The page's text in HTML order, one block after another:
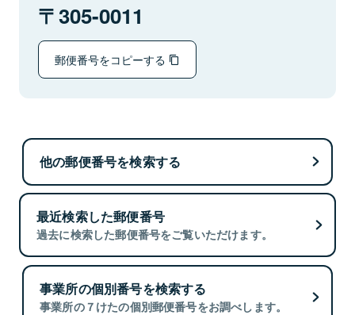
305-0011
郵便番号をコピーする
他の郵便番号を検索する
最近検索した郵便番号
過去に検索した郵便番号をご覧いただけます。
事業所の個別番号を検索する
事業所の７けたの個別郵便番号をお調べします。